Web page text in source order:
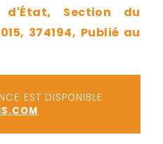
d'État, Section du
374194, Publié au
EST DISPONIBLE